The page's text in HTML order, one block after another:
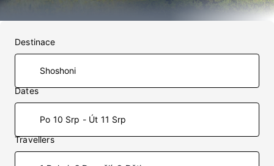
Destinace
Dates
Po 10 Srp - Út 11 Srp
Travellers